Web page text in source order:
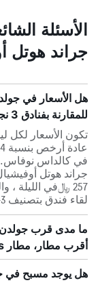
الأسئلة
جراند هوتل
هل الأسعار في
للمقارنة بفنادق 3 نجوم في كالداس نوفاس؟
تكون الأسعار لكل
في كالداس نوفاس.
جراند هوتل
257 ﷼في الليلة
لقاء فندق بتصنيف 3-نجوم.
ما مدى قرب جولدن
أقرب مطار، مطار Caldas Novas؟
هل يوجد مسبح في